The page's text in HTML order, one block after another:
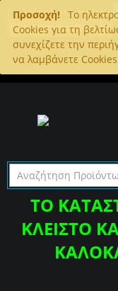
Προσοχή! To
Cookies για τη
συνεχίζετε την
να λαμβάνετε
Επιλέξτε Κατάστημα :
idiogomosishop.gr
ΤΟ
ΚΛΕΙΣΤΟ